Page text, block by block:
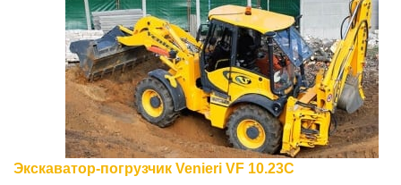
Экскаватор-погрузчик Venieri VF 10.23C